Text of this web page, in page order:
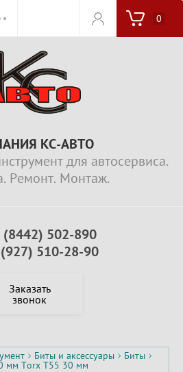
0
КС-АВТО
для автосервиса.
Ремонт. Монтаж.
(8442) 502-890
510-28-90
Заказать
звонок
Биты и аксессуары Биты
мм Torx T55 30 мм